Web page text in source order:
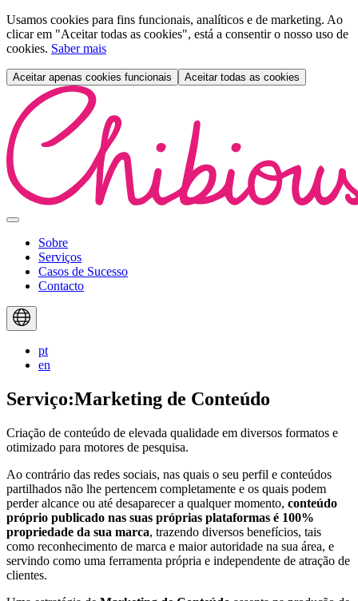
Usamos cookies para fins funcionais, analíticos e de marketing. Ao
clicar em "Aceitar todas as cookies", está a consentir o nosso uso de
cookies. Saber mais
Aceitar apenas cookies funcionais Aceitar todas as cookies
content
Primary
Sobre
Serviços
Casos de Sucesso
Contacto
Languages
pt
en
Serviço:Marketing de Conteúdo
Criação de conteúdo de elevada qualidade em diversos formatos e
otimizado para motores de pesquisa.
Ao contrário das redes sociais, nas quais o seu perfil e conteúdos
partilhados não lhe pertencem completamente e os quais podem
perder alcance ou até desaparecer a qualquer momento, conteúdo
próprio publicado nas suas próprias plataformas é 100%
propriedade da sua marca, trazendo diversos benefícios, tais
como reconhecimento de marca e maior autoridade na sua área, e
servindo como uma ferramenta própria e independente de atração de
clientes.